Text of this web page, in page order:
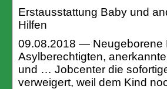
Erstausstattung Baby und
Hilfen
09.08.2018 — Neugeborene
Asylberechtigten,
und … Jobcenter die
verweigert, weil dem Kind